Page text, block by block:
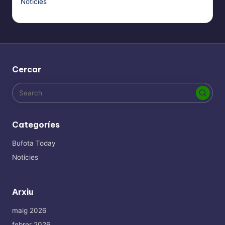
Cercar
Categoríes
Bufota Today
Notícies
Arxiu
maig 2026